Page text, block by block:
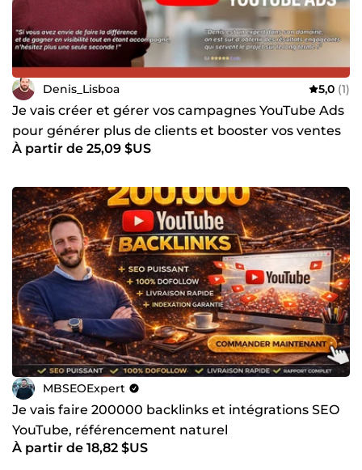
Denis_Lisboa 5,0 (1)
Je vais créer et gérer vos campagnes YouTube Ads
pour générer plus de clients et booster vos ventes
À partir de 25,09 $US
MBSEOExpert
Je vais faire 200000 backlinks et intégrations SEO
YouTube, référencement naturel
À partir de 18,82 $US